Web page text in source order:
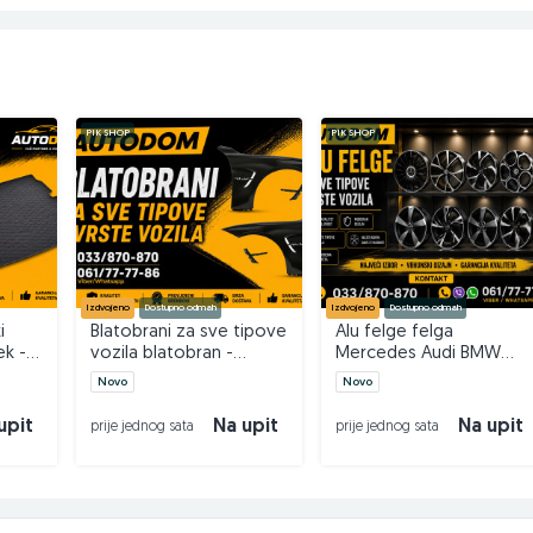
-
PIK SHOP
Izdvojeno Dostupno odmah
Blatobrani za sve tipove
vozila blatobran -
AUTODOM
Novo
Na upit
prije jednog sata
PIK SHOP
Izdvojeno Dostupno odmah
Alu felge felga
Mercedes Audi BMW
VW 16 17 18 19 20 21 22
AUTODOM
Novo
Na upit
prije jednog sata